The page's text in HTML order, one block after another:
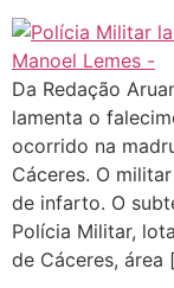
Da Redação
lamenta o
ocorrido na
Cáceres. O
de infarto. O
Polícia Militar,
de Cáceres, área